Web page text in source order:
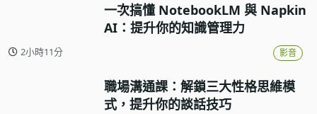
一次搞懂 NotebookLM 與 Napkin
AI：提升你的知識管理力
2小時11分 影音
職場溝通課：解鎖三大性格思維模
式，提升你的談話技巧